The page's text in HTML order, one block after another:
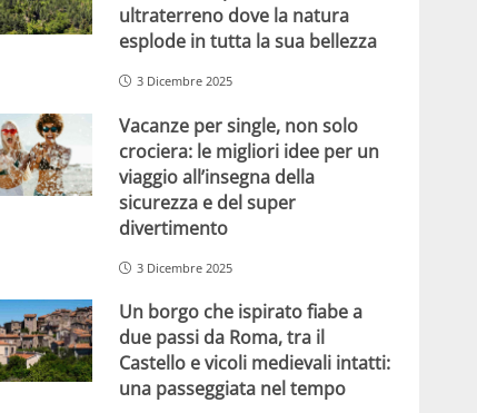
ultraterreno dove la natura
esplode in tutta la sua bellezza
3 Dicembre 2025
Vacanze per single, non solo
crociera: le migliori idee per un
viaggio all’insegna della
sicurezza e del super
divertimento
3 Dicembre 2025
Un borgo che ispirato fiabe a
due passi da Roma, tra il
Castello e vicoli medievali intatti:
una passeggiata nel tempo